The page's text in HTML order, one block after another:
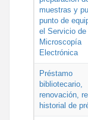
muestras y
punto de
el Servicio de
Microscopía
Electrónica
Préstamo
bibliotecario,
renovación,
historial de